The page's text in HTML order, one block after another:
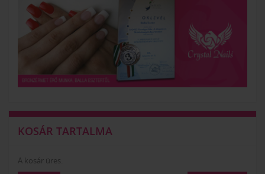
KOSÁR TARTALMA
A kosár üres.